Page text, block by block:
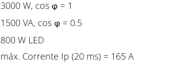
3000 W, cos φ = 1
1500 VA, cos φ = 0.5
800 W LED
máx. Corrente Ip (20 ms) = 165 A